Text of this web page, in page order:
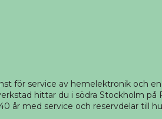
för service av hemelektronik och
hittar du i södra Stockholm på
år med service och reservdelar till